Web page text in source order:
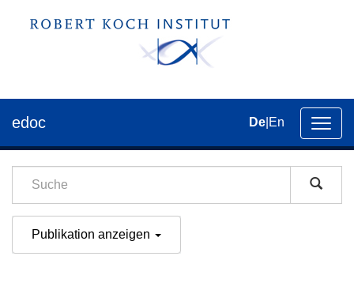
der
edoc De En
Publikation anzeigen